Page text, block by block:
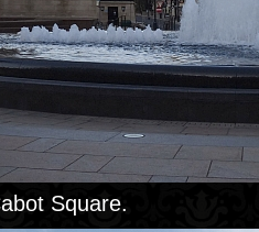
Square.